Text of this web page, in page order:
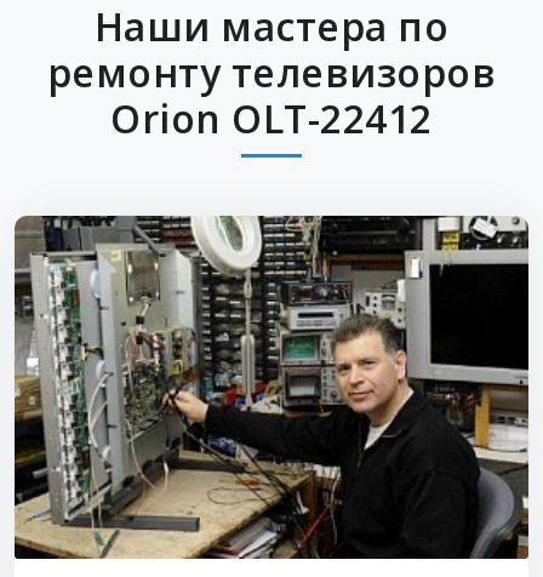
Наши мастера по
ремонту телевизоров
Orion OLT-22412